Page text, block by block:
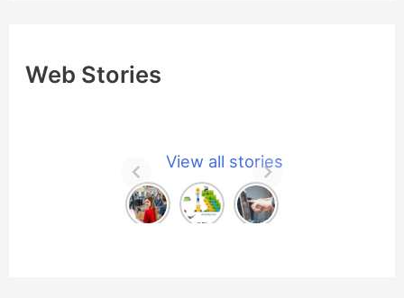
Web Stories
View all stories
अब
छात्रों
Ho
w to
202
6 में